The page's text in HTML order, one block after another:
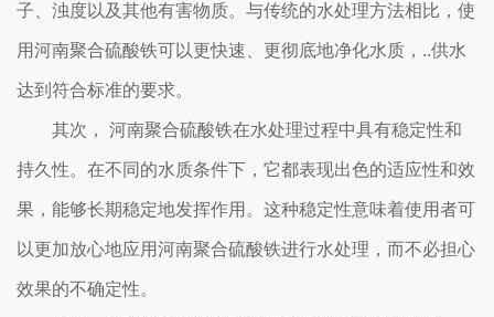
子、浊度以及其他有害物质。与传统的水处理方法相比，使
用河南聚合硫酸铁可以更快速、更彻底地净化水质，..供水
达到符合标准的要求。
其次， 河南聚合硫酸铁在水处理过程中具有稳定性和
持久性。在不同的水质条件下，它都表现出色的适应性和效
果，能够长期稳定地发挥作用。这种稳定性意味着使用者可
以更加放心地应用河南聚合硫酸铁进行水处理，而不必担心
效果的不确定性。